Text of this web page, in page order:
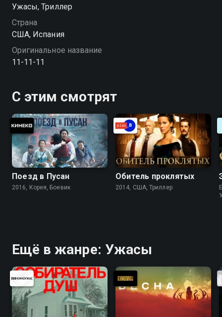
Ужасы, Триллер
Страна
США, Испания
Оригинальное название
11-11-11
С этим смотрят
Поезд в Пусан
2016, Корея, Боевик
Обитель проклятых
2014, США, Триллер
Ещё в жанре: Ужасы